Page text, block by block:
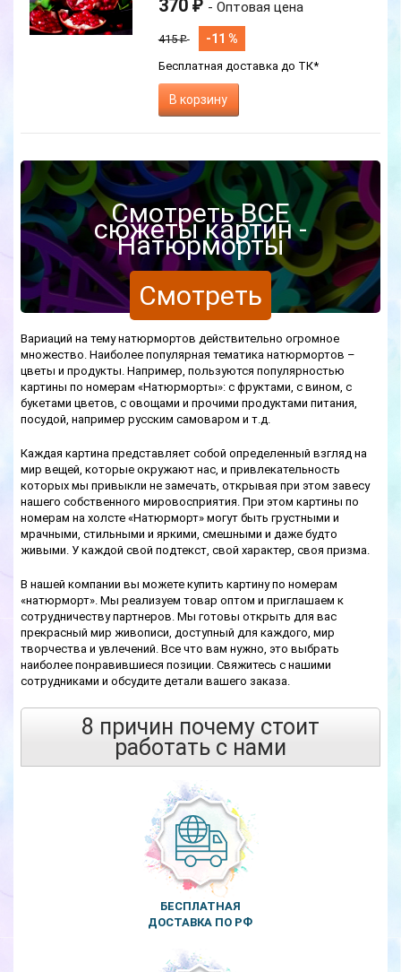
370 ₽ - Оптовая цена
415₽ -11 %
Бесплатная доставка до ТК*
В корзину
Смотреть ВСЕ
сюжеты картин -
Натюрморты
Смотреть
Вариаций на тему натюрмортов действительно огромное
множество. Наиболее популярная тематика натюрмортов –
цветы и продукты. Например, пользуются популярностью
картины по номерам «Натюрморты»: с фруктами, с вином, с
букетами цветов, с овощами и прочими продуктами питания,
посудой, например русским самоваром и т.д.
Каждая картина представляет собой определенный взгляд на
мир вещей, которые окружают нас, и привлекательность
которых мы привыкли не замечать, открывая при этом завесу
нашего собственного мировосприятия. При этом картины по
номерам на холсте «Натюрморт» могут быть грустными и
мрачными, стильными и яркими, смешными и даже будто
живыми. У каждой свой подтекст, свой характер, своя призма.
В нашей компании вы можете купить картину по номерам
«натюрморт». Мы реализуем товар оптом и приглашаем к
сотрудничеству партнеров. Мы готовы открыть для вас
прекрасный мир живописи, доступный для каждого, мир
творчества и увлечений. Все что вам нужно, это выбрать
наиболее понравившиеся позиции. Свяжитесь с нашими
сотрудниками и обсудите детали вашего заказа.
8 причин почему стоит
работать с нами
БЕСПЛАТНАЯ
ДОСТАВКА ПО РФ